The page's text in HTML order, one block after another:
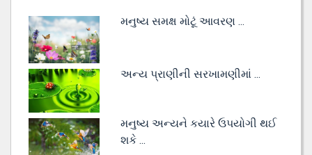
મનુષ્ય સમક્ષ મોટૂં આવરણ ...
અન્ય પ્રાણીની સરખામણીમાં ...
મનુષ્ય અન્યને કયારે ઉપયોગી થઈ
શકે ...